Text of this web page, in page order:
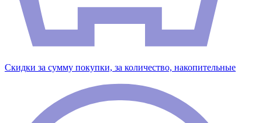
Скидки за сумму покупки, за количество, накопительные